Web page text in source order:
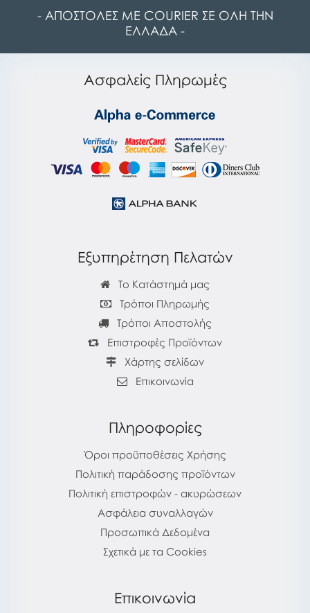
- ΑΠΟΣΤΟΛΕΣ ΜΕ COURIER ΣΕ ΟΛΗ ΤΗΝ
ΕΛΛΑΔΑ -
Ασφαλείς Πληρωμές
Εξυπηρέτηση Πελατών
Το Κατάστημά μας
Τρόποι Πληρωμής
Τρόποι Αποστολής
Επιστροφές Προϊόντων
Χάρτης σελίδων
Επικοινωνία
Πληροφορίες
Όροι προϋποθέσεις Χρήσης
Πολιτική παράδοσης προϊόντων
Πολιτική επιστροφών - ακυρώσεων
Ασφάλεια συναλλαγών
Προσωπικά Δεδομένα
Σχετικά με τα Cookies
Επικοινωνία